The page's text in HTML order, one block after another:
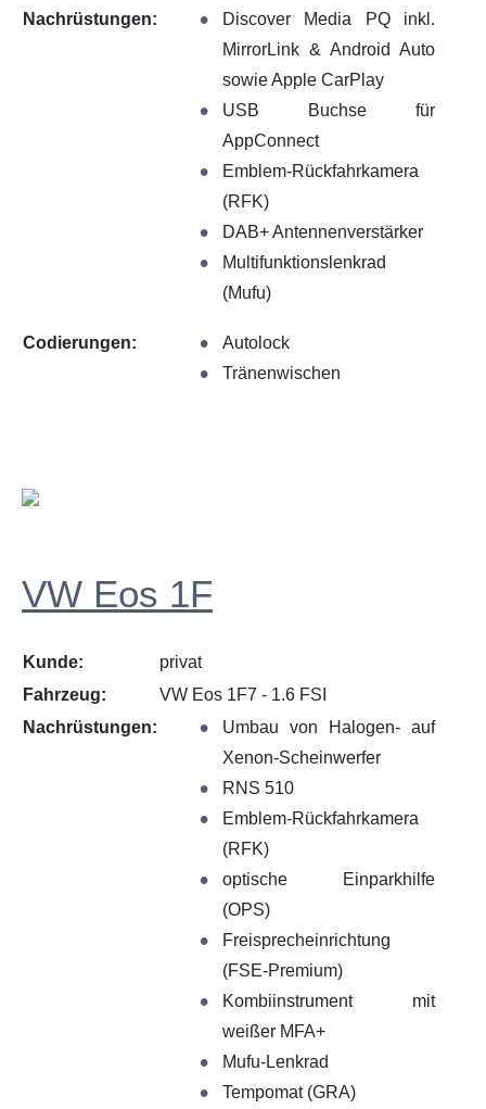
Nachrüstungen:
Discover Media PQ inkl.
MirrorLink & Android Auto
sowie Apple CarPlay
USB Buchse für
AppConnect
Emblem-Rückfahrkamera
(RFK)
DAB+ Antennenverstärker
Multifunktionslenkrad
(Mufu)
Codierungen:
Autolock
Tränenwischen
VW Eos 1F
Kunde:
privat
Fahrzeug:
VW Eos 1F7 - 1.6 FSI
Nachrüstungen:
Umbau von Halogen- auf
Xenon-Scheinwerfer
RNS 510
Emblem-Rückfahrkamera
(RFK)
optische Einparkhilfe
(OPS)
Freisprecheinrichtung
(FSE-Premium)
Kombiinstrument mit
weißer MFA+
Mufu-Lenkrad
Tempomat (GRA)